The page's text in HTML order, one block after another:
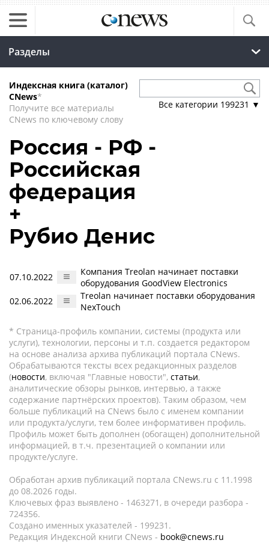
Разделы
Индексная книга (каталог)
CNews*
Получите все материалы
CNews по ключевому слову
Все категории 199231 ▼
Россия - РФ -
Российская
федерация
+
Рубио Денис
07.10.2022
Компания Treolan начинает поставки
оборудования GoodView Electronics
02.06.2022
Treolan начинает поставки оборудования
NexTouch
* Страница-профиль компании, системы (продукта или
услуги), технологии, персоны и т.п. создается редактором
на основе анализа архива публикаций портала CNews.
Обрабатываются тексты всех редакционных разделов
(новости, включая "Главные новости", статьи,
аналитические обзоры рынков, интервью, а также
содержание партнёрских проектов). Таким образом, чем
больше публикаций на CNews было с именем компании
или продукта/услуги, тем более информативен профиль.
Профиль может быть дополнен (обогащен) дополнительной
информацией, в т.ч. презентацией о компании или
продукте/услуге.
Обработан архив публикаций портала CNews.ru c 11.1998
до 08.2026 годы.
Ключевых фраз выявлено - 1463271, в очереди разбора -
724356.
Создано именных указателей - 199231.
Редакция Индексной книги CNews - book@cnews.ru